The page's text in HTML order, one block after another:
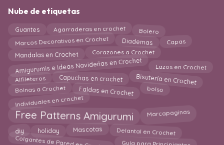
Nube de etiquetas
Guantes Agarraderas en crochet Bolero
Marcos Decorativos en Crochet Diademas Capas
Mandalas en Crochet Corazones a Crochet
Amigurumis e Ideas Navideñas en Crochet Lazos en Crochet
Alfileteros Capuchas en crochet Bisutería en Crochet
Boinas a Crochet Faldas en Crochet bolso
Individuales en crochet
Free Patterns Amigurumi Marcapaginas
diy holiday Mascotas Delantal en Crochet